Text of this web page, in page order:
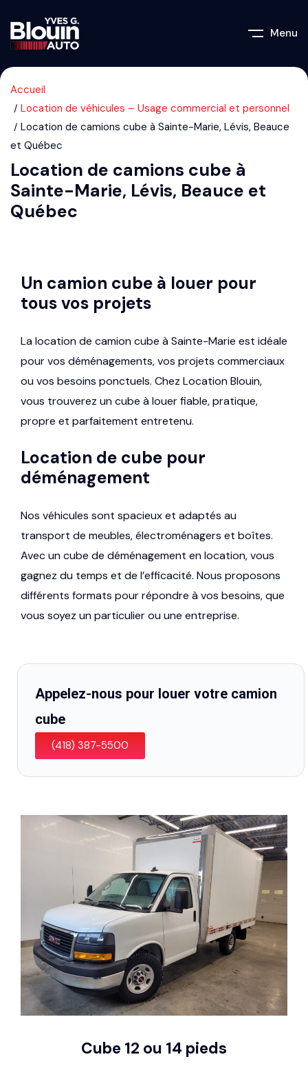
Menu
Accueil
Location de véhicules – Usage commercial et personnel
Location de camions cube à Sainte-Marie, Lévis, Beauce
et Québec
Location de camions cube à
Sainte-Marie, Lévis, Beauce et
Québec
Un camion cube à louer pour
tous vos projets
La location de camion cube à Sainte-Marie est idéale
pour vos déménagements, vos projets commerciaux
ou vos besoins ponctuels. Chez Location Blouin,
vous trouverez un cube à louer fiable, pratique,
propre et parfaitement entretenu.
Location de cube pour
déménagement
Nos véhicules sont spacieux et adaptés au
transport de meubles, électroménagers et boîtes.
Avec un cube de déménagement en location, vous
gagnez du temps et de l’efficacité. Nous proposons
différents formats pour répondre à vos besoins, que
vous soyez un particulier ou une entreprise.
Appelez-nous pour louer votre camion
cube
(418) 387-5500
Cube 12 ou 14 pieds